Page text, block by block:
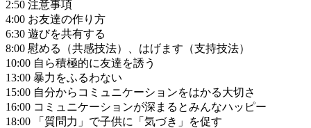
2:50 注意事項
4:00 お友達の作り方
6:30 遊びを共有する
8:00 慰める（共感技法）、はげます（支持技法）
10:00 自ら積極的に友達を誘う
13:00 暴力をふるわない
15:00 自分からコミュニケーションをはかる大切さ
16:00 コミュニケーションが深まるとみんなハッピー
18:00 「質問力」で子供に「気づき」を促す